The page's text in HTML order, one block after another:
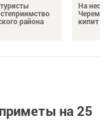
района
На
кипит
на 25